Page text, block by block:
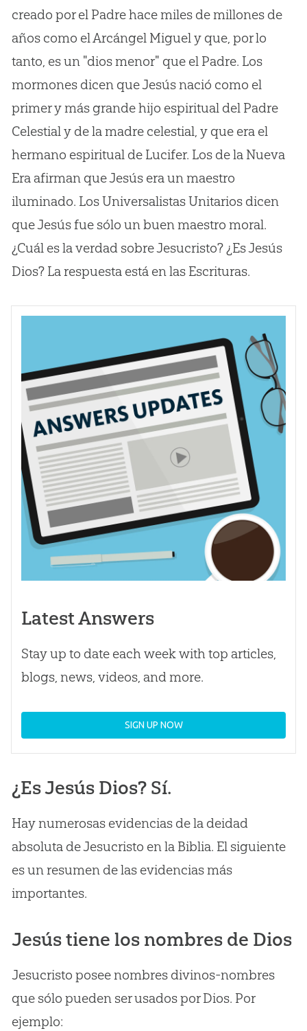
creado por el Padre hace miles de millones de
años como el Arcángel Miguel y que, por lo
tanto, es un "dios menor" que el Padre. Los
mormones dicen que Jesús nació como el
primer y más grande hijo espiritual del Padre
Celestial y de la madre celestial, y que era el
hermano espiritual de Lucifer. Los de la Nueva
Era afirman que Jesús era un maestro
iluminado. Los Universalistas Unitarios dicen
que Jesús fue sólo un buen maestro moral.
¿Cuál es la verdad sobre Jesucristo? ¿Es Jesús
Dios? La respuesta está en las Escrituras.
Latest Answers
Stay up to date each week with top articles,
blogs, news, videos, and more.
SIGN UP NOW
¿Es Jesús Dios? Sí.
Hay numerosas evidencias de la deidad
absoluta de Jesucristo en la Biblia. El siguiente
es un resumen de las evidencias más
importantes.
Jesús tiene los nombres de Dios
Jesucristo posee nombres divinos-nombres
que sólo pueden ser usados por Dios. Por
ejemplo: